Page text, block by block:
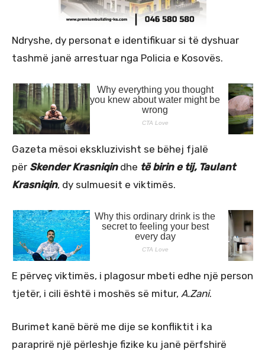
Ndryshe, dy personat e identifikuar si të dyshuar
tashmë janë arrestuar nga Policia e Kosovës.
Gazeta mësoi ekskluzivisht se bëhej fjalë
për Skender Krasniqin dhe të birin e tij, Taulant
Krasniqin, dy sulmuesit e viktimës.
E përveç viktimës, i plagosur mbeti edhe një person
tjetër, i cili është i moshës së mitur, A.Zani.
Burimet kanë bërë me dije se konfliktit i ka
paraprirë një përleshje fizike ku janë përfshirë